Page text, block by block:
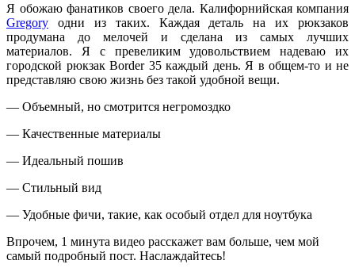
Я обожаю фанатиков своего дела. Калифорнийская компания
Gregory одни из таких. Каждая деталь на их рюкзаков
продумана до мелочей и сделана из самых лучших
материалов. Я с превеликим удовольствием надеваю их
городской рюкзак Border 35 каждый день. Я в общем-то и не
представляю свою жизнь без такой удобной вещи.
— Объемный, но смотрится негромоздко
— Качественные материалы
— Идеальный пошив
— Стильный вид
— Удобные фичи, такие, как особый отдел для ноутбука
Впрочем, 1 минута видео расскажет вам больше, чем мой
самый подробный пост. Наслаждайтесь!